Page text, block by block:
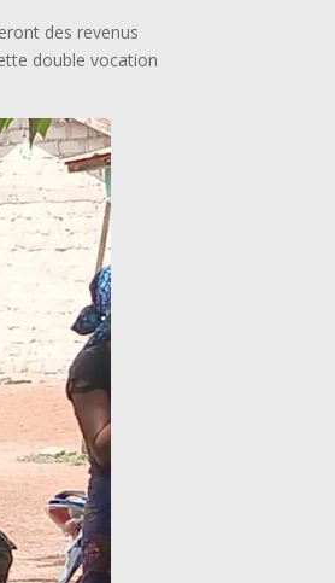
des revenus
double vocation